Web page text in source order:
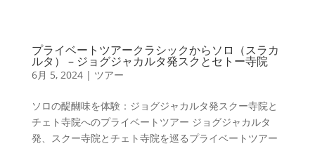
プライベートツアークラシックからソロ（スラカ
ルタ） – ジョグジャカルタ発スクとセトー寺院
6月 5, 2024| ツアー
ソロの醍醐味を体験：ジョグジャカルタ発スクー寺院と
チェト寺院へのプライベートツアー ジョグジャカルタ
発、スクー寺院とチェト寺院を巡るプライベートツアー